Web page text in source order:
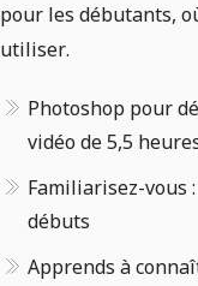
pour les débutants,
utiliser.
Photoshop pour
vidéo de 5,5
Familiarisez-vous
débuts
Apprends à